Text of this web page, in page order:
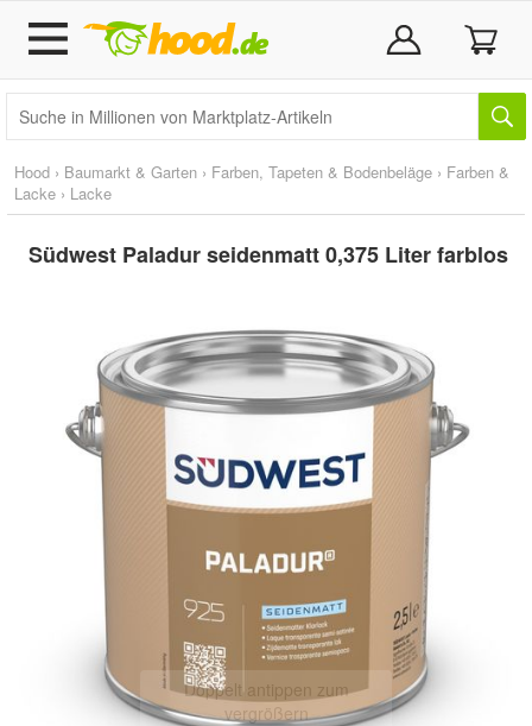
Hood › Baumarkt & Garten › Farben, Tapeten & Bodenbeläge › Farben &
Lacke › Lacke
Südwest Paladur seidenmatt 0,375 Liter farblos
Doppelt antippen zum
vergrößern